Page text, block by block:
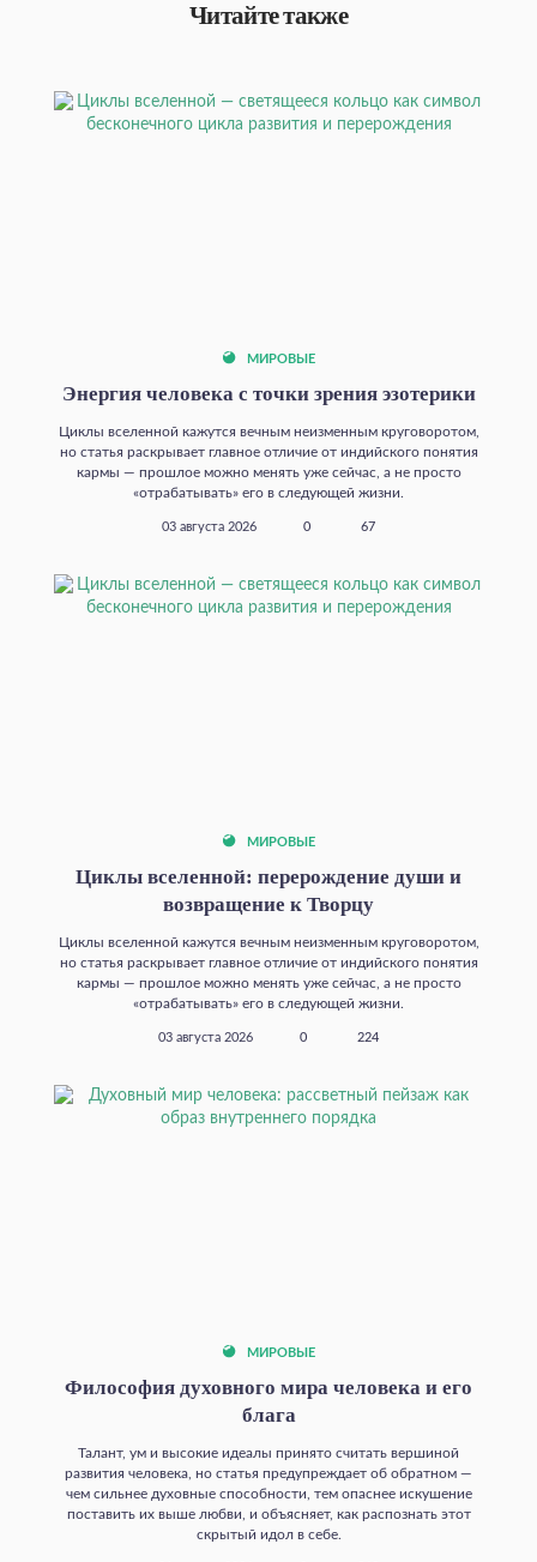
Читайте также
МИРОВЫЕ
Энергия человека с точки зрения эзотерики
Циклы вселенной кажутся вечным неизменным круговоротом,
но статья раскрывает главное отличие от индийского понятия
кармы — прошлое можно менять уже сейчас, а не просто
«отрабатывать» его в следующей жизни.
03 августа 2026 0 67
МИРОВЫЕ
Циклы вселенной: перерождение души и
возвращение к Творцу
Циклы вселенной кажутся вечным неизменным круговоротом,
но статья раскрывает главное отличие от индийского понятия
кармы — прошлое можно менять уже сейчас, а не просто
«отрабатывать» его в следующей жизни.
03 августа 2026 0 224
МИРОВЫЕ
Философия духовного мира человека и его
блага
Талант, ум и высокие идеалы принято считать вершиной
развития человека, но статья предупреждает об обратном —
чем сильнее духовные способности, тем опаснее искушение
поставить их выше любви, и объясняет, как распознать этот
скрытый идол в себе.